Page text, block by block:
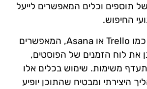
תוספים וכלים המאפשרים לייעל
החיפוש.
בנוסף, ישנם כלים כמו Trello או Asana, המאפשרים
את לוח הזמנים של הפוסטים,
משימות. שימוש בכלים אלו
היצירתי ומבטיח שהתוכן יופיע